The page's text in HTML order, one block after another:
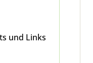
und Links